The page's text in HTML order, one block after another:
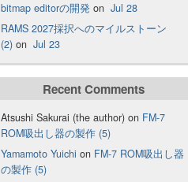
bitmap editorの開発 on Jul 28
RAMS 2027採択へのマイルストーン
(2) on Jul 23
Recent Comments
Atsushi Sakurai (the author) on FM-7
ROM吸出し器の製作 (5)
Yamamoto Yuichi on FM-7 ROM吸出し器
の製作 (5)